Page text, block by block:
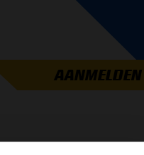
AANMELDEN